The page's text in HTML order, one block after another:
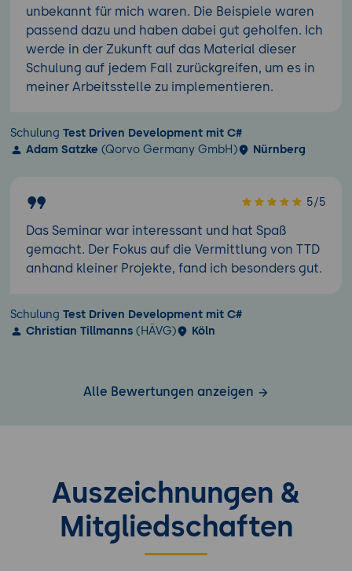
unbekannt für mich waren. Die Beispiele waren
passend dazu und haben dabei gut geholfen. Ich
werde in der Zukunft auf das Material dieser
Schulung auf jedem Fall zurückgreifen, um es in
meiner Arbeitsstelle zu implementieren.
Schulung Test Driven Development mit C#
Adam Satzke (Qorvo Germany GmbH) Nürnberg
5/5
Das Seminar war interessant und hat Spaß
gemacht. Der Fokus auf die Vermittlung von TTD
anhand kleiner Projekte, fand ich besonders gut.
Schulung Test Driven Development mit C#
Christian Tillmanns (HÄVG) Köln
Alle Bewertungen anzeigen
Auszeichnungen &
Mitgliedschaften